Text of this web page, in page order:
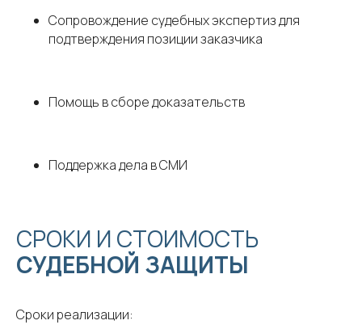
Сопровождение судебных экспертиз для
подтверждения позиции заказчика
Помощь в сборе доказательств
Поддержка дела в СМИ
СРОКИ И СТОИМОСТЬ
СУДЕБНОЙ ЗАЩИТЫ
Сроки реализации: